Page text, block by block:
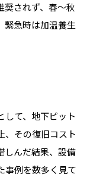
奨されず、春〜秋
緊急時は加温養生
して、地下ピット
、その復旧コスト
しんだ結果、設備
事例を数多く見て